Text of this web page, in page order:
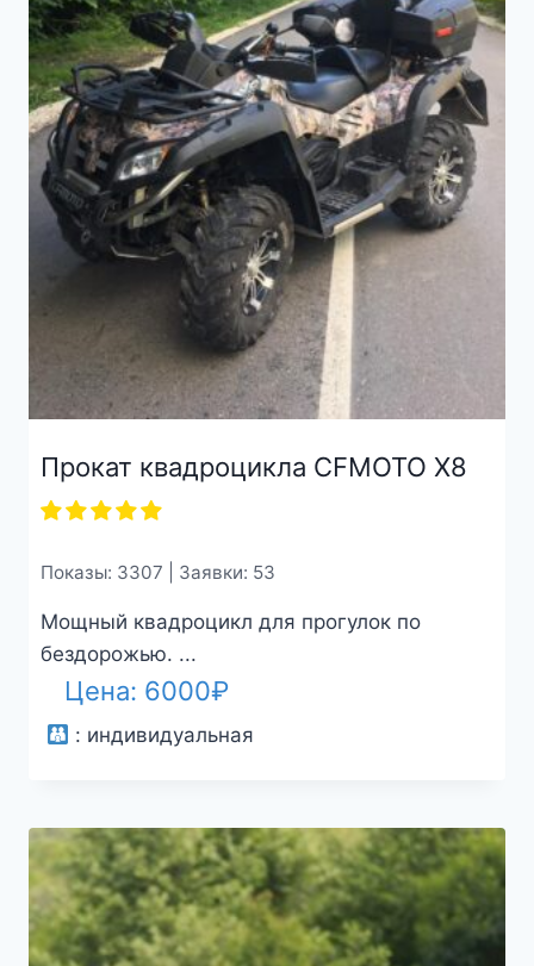
Прокат квадроцикла CFMOTO X8
Показы: 3307 | Заявки: 53
Мощный квадроцикл для прогулок по
бездорожью. ...
Цена: 6000₽
: индивидуальная